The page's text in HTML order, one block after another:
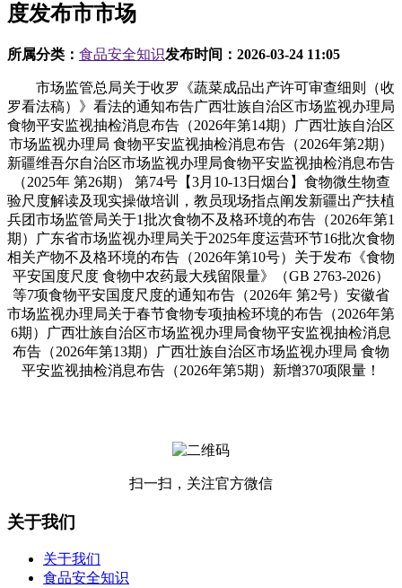
度发布市市场
所属分类： 食品安全知识发布时间： 2026-03-24 11:05
市场监管总局关于收罗《蔬菜成品出产许可审查细则（收
罗看法稿）》看法的通知布告广西壮族自治区市场监视办理局
食物平安监视抽检消息布告（2026年第14期）广西壮族自治区
市场监视办理局 食物平安监视抽检消息布告（2026年第2期）
新疆维吾尔自治区市场监视办理局食物平安监视抽检消息布告
（2025年 第26期） 第74号【3月10-13日烟台】食物微生物查
验尺度解读及现实操做培训，教员现场指点阐发新疆出产扶植
兵团市场监管局关于1批次食物不及格环境的布告（2026年第1
期）广东省市场监视办理局关于2025年度运营环节16批次食物
相关产物不及格环境的布告（2026年第10号）关于发布《食物
平安国度尺度 食物中农药最大残留限量》（GB 2763-2026）
等7项食物平安国度尺度的通知布告（2026年 第2号）安徽省
市场监视办理局关于春节食物专项抽检环境的布告（2026年第
6期）广西壮族自治区市场监视办理局食物平安监视抽检消息
布告（2026年第13期）广西壮族自治区市场监视办理局 食物
平安监视抽检消息布告（2026年第5期）新增370项限量！
扫一扫，关注官方微信
关于我们
关于我们
食品安全知识